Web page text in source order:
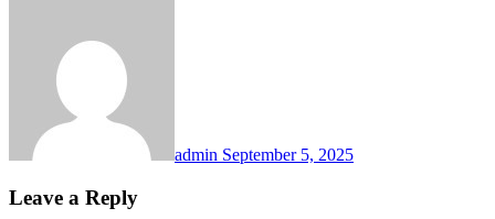
admin September 5, 2025
Leave a Reply